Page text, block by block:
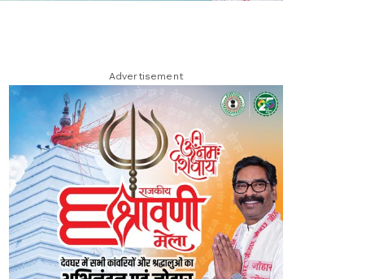
Advertisement